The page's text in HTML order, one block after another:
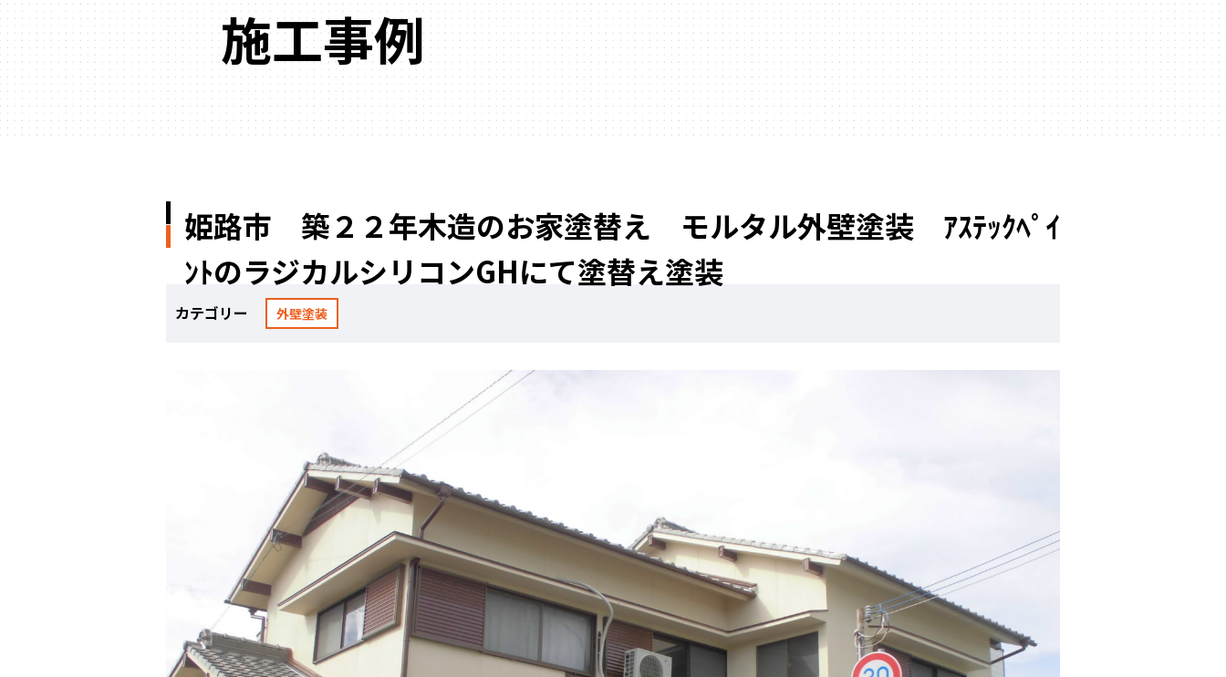
施工事例
姫路市 築２２年木造のお家塗替え モルタル外壁塗装 ｱｽﾃｯｸﾍﾟｲ
ﾝﾄのラジカルシリコンGHにて塗替え塗装
カテゴリー 外壁塗装